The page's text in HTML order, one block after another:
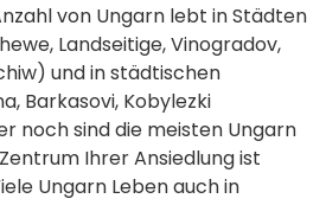
von Ungarn lebt in Städten
Landseitige, Vinogradov,
und in städtischen
Barkasovi, Kobylezki
noch sind die meisten Ungarn
Ihrer Ansiedlung ist
Ungarn Leben auch in